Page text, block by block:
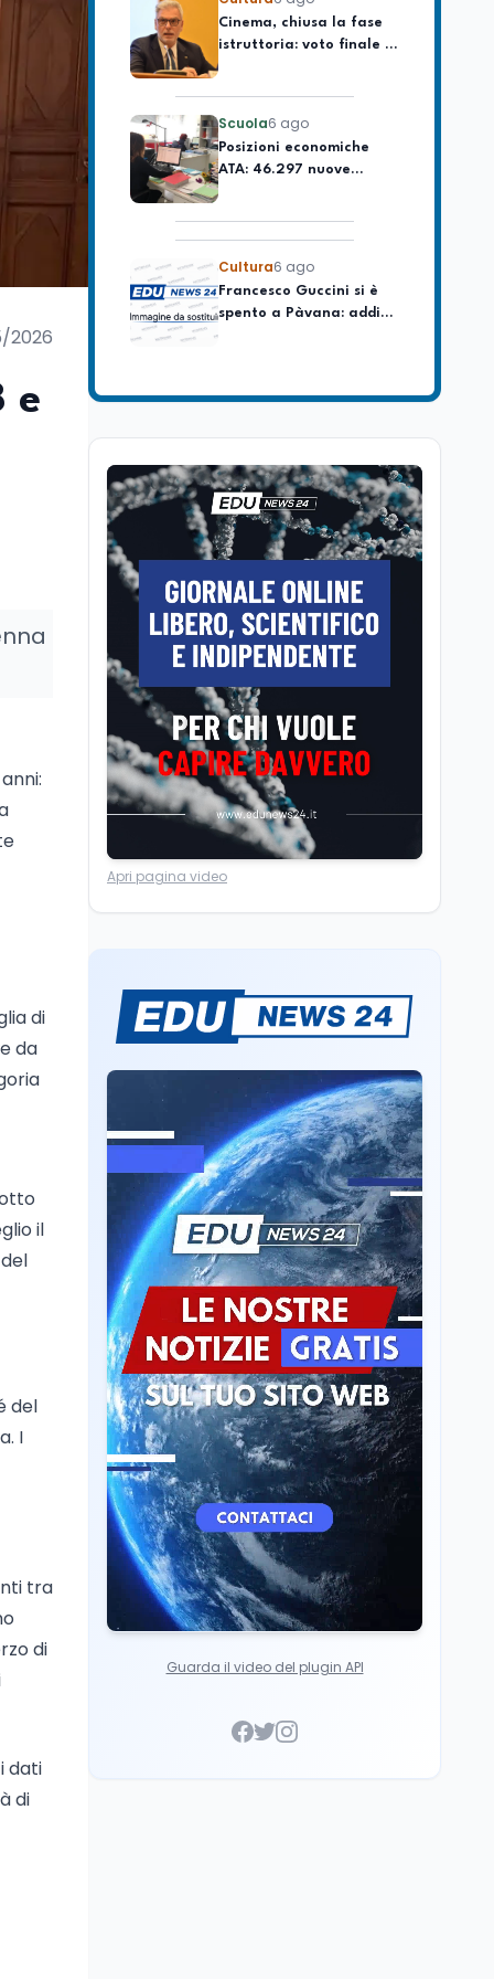
2026
e
di
da
il
del
I
tra
di
dati
di
domanda e offerta di
lavoro
istruttoria: voto finale il
9 settembre in Aula. La
Scuola6 ago
Posizioni economiche
ATA: 46.297 nuove
posizioni economiche
Cultura6 ago
Francesco Guccini si è
spento a Pàvana: addio
al Maestrone
generazione ribelle
Lavoro6 ago
La ministra Calderone
firma il patto con Asstel
per il rilancio del Siisl,
piattaforma, in
collaborazione con
l'Inps, per l'incontro tra
domanda e offerta di
lavoro
Cultura6 ago
Cinema, chiusa la fase
istruttoria: voto finale il
soddisfazione di
Mollicone
Scuola 6 ago
Posizioni economiche
ATA: 46.297 nuove
posizioni economiche
con arretrati fino a
4.150 euro
Cultura6 ago
spento a Pàvana: addio
Cultura
Se n'è andato il
Maestrone: addio a
l'ultimo cantore di una
generazione ribelle
Lavoro6 ago
La ministra Calderone
firma il patto con Asstel
per il rilancio del Siisl,
piattaforma, in
collaborazione con
l'Inps, per l'incontro tra
domanda e offerta di
Cultura6 ago
Cinema, chiusa la fase
istruttoria: voto finale il
9 settembre in Aula. La
soddisfazione di
Mollicone
Scuola6 ago
Posizioni economiche
ATA: 46.297 nuove
posizioni economiche
con arretrati fino a
4.150 euro
Apri pagina video
Guarda il video del plugin API